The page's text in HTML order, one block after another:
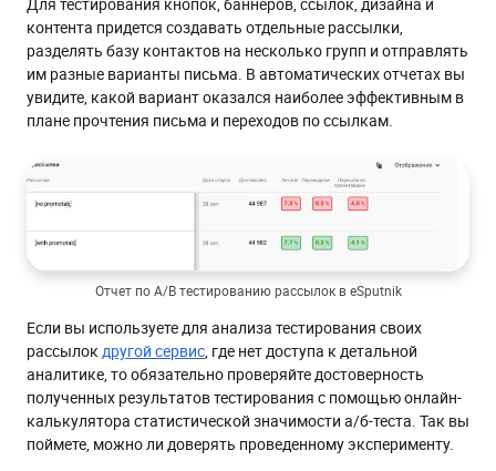
контента придется создавать отдельные рассылки,
разделять базу контактов на несколько групп и отправлять
им разные варианты письма. В автоматических отчетах вы
увидите, какой вариант оказался наиболее эффективным в
плане прочтения письма и переходов по ссылкам.
Отчет по A/B тестированию рассылок в eSputnik
Если вы используете для анализа тестирования своих
рассылокдругой сервис, где нет доступа к детальной
аналитике, то обязательно проверяйте достоверность
полученных результатов тестирования с помощью онлайн-
калькулятора статистической значимости а/б-теста. Так вы
поймете, можно ли доверять проведенному эксперименту.